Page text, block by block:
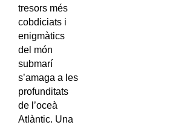
tresors més
cobdiciats i
enigmàtics
del món
submarí
s’amaga a les
profunditats
de l’oceà
Atlàntic. Una